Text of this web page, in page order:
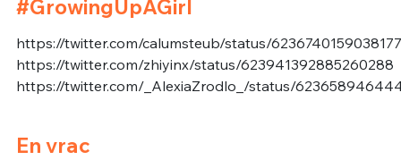
#GrowingUpAGirl
https://twitter.com/calumsteub/status/
https://twitter.com/zhiyinx/status/623941392885260288
https://twitter.com/_AlexiaZrodlo_/status/
En vrac